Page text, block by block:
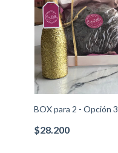
BOX para 2 - Opción 3
$28.200